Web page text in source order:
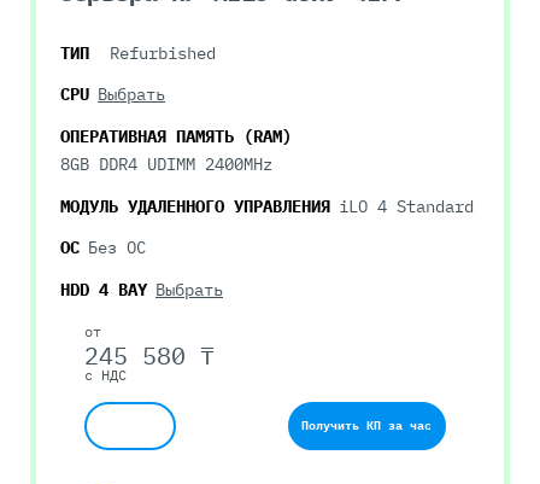
ТИП
Refurbished
CPU Выбрать
ОПЕРАТИВНАЯ ПАМЯТЬ (RAM)
8GB DDR4 UDIMM 2400MHz
МОДУЛЬ УДАЛЕННОГО УПРАВЛЕНИЯ iLO 4 Standard
ОС Без ОС
HDD 4 BAY Выбрать
от
245 580 ₸
с НДС
Получить КП за час